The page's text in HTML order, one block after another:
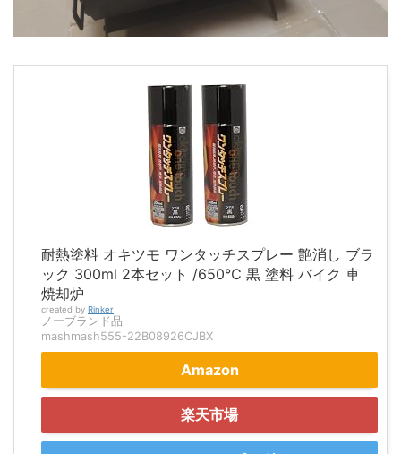
耐熱塗料 オキツモ ワンタッチスプレー 艶消し ブラ
ック 300ml 2本セット /650℃ 黒 塗料 バイク 車
焼却炉
created by Rinker
ノーブランド品
mashmash555-22B08926CJBX
Amazon
楽天市場